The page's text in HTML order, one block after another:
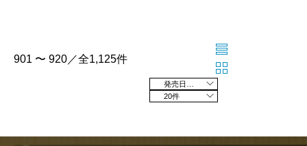
901 〜 920／全1,125件
20件